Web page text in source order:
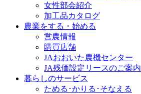
女性部会紹介
加工品カタログ
農業をする・始める
営農情報
購買店舗
JAおおいた農機センター
JA残価設定リースのご案内
暮らしのサービス
ためる･かりる･そなえる